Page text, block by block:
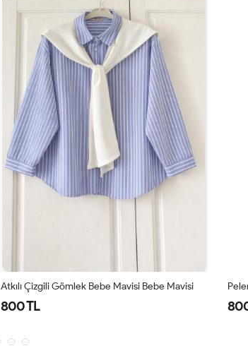
Atkılı Çizgili Gömlek Bebe Mavisi Bebe Mavisi
800 TL